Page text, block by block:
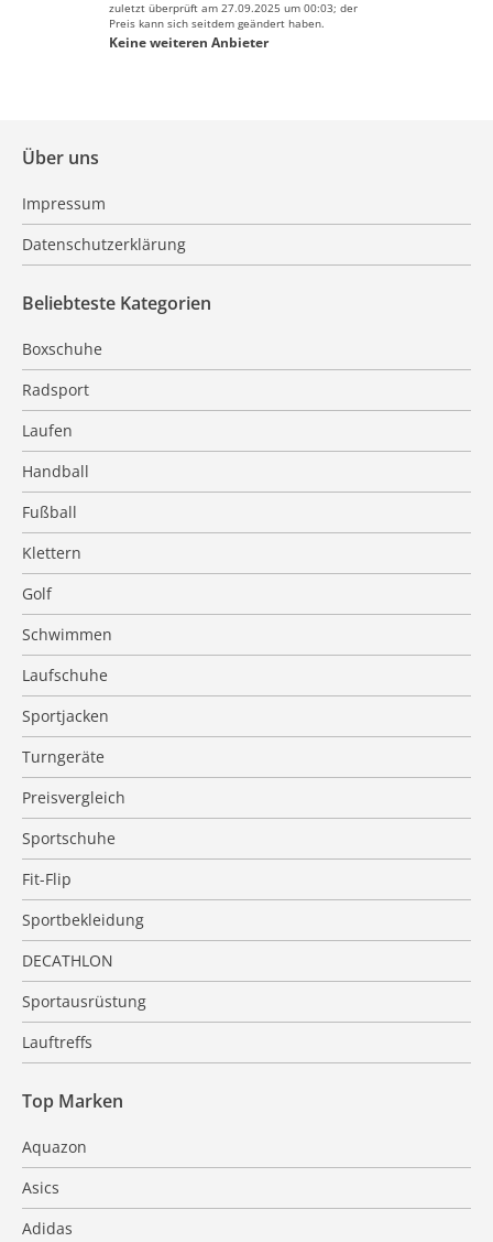
zuletzt überprüft am 27.09.2025 um 00:03; der
Preis kann sich seitdem geändert haben.
Keine weiteren Anbieter
Über uns
Impressum
Datenschutzerklärung
Beliebteste Kategorien
Boxschuhe
Radsport
Laufen
Handball
Fußball
Klettern
Golf
Schwimmen
Laufschuhe
Sportjacken
Turngeräte
Preisvergleich
Sportschuhe
Fit-Flip
Sportbekleidung
DECATHLON
Sportausrüstung
Lauftreffs
Top Marken
Aquazon
Asics
Adidas